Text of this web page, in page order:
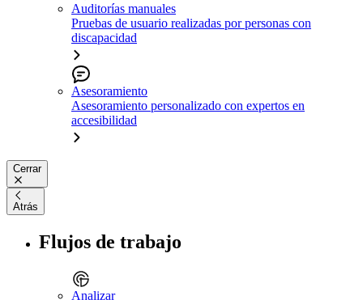
Auditorías manuales
Pruebas de usuario realizadas por personas con
discapacidad
Asesoramiento
Asesoramiento personalizado con expertos en
accesibilidad
Cerrar
Atrás
Flujos de trabajo
Analizar